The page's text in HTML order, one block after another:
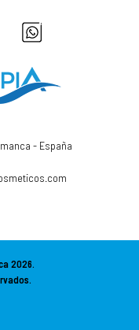
- España
2026.